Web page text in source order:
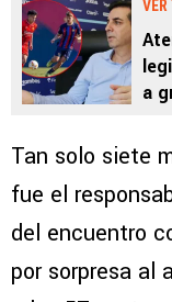
VER
a
Tan solo siete
fue el
del encuentro
por sorpresa al